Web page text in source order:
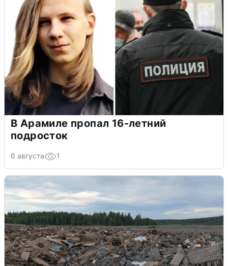
В Арамиле пропал 16-летний
подросток
6 августа 1